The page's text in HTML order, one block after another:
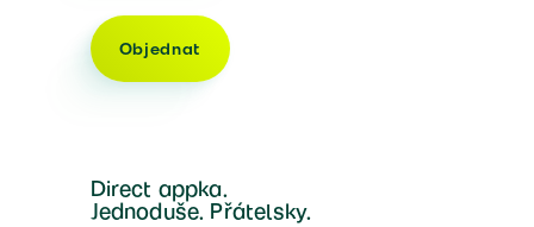
Objednat
Direct appka.
Jednoduše. Přátelsky.